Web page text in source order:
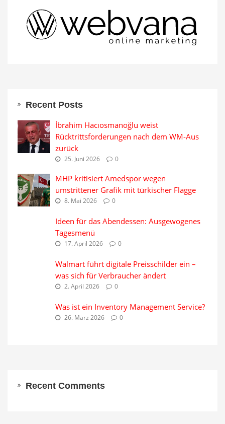
Recent Posts
İbrahim Hacıosmanoğlu weist
Rücktrittsforderungen nach dem WM-Aus
zurück
25. Juni 2026 0
MHP kritisiert Amedspor wegen
umstrittener Grafik mit türkischer Flagge
8. Mai 2026 0
Ideen für das Abendessen: Ausgewogenes
Tagesmenü
17. April 2026 0
Walmart führt digitale Preisschilder ein –
was sich für Verbraucher ändert
2. April 2026 0
Was ist ein Inventory Management Service?
26. März 2026 0
Recent Comments